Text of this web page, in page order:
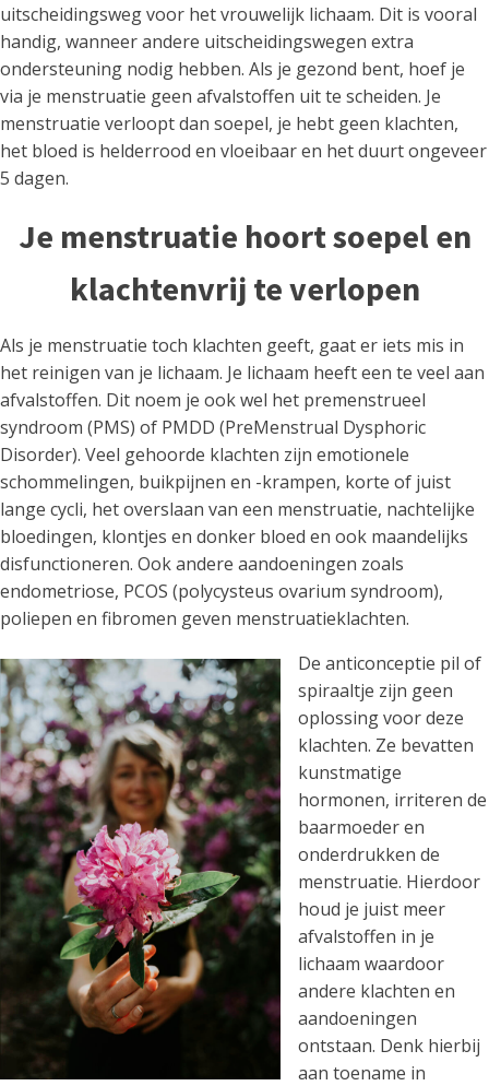
uitscheidingsweg voor het vrouwelijk lichaam. Dit is vooral
handig, wanneer andere uitscheidingswegen extra
ondersteuning nodig hebben. Als je gezond bent, hoef je
via je menstruatie geen afvalstoffen uit te scheiden. Je
menstruatie verloopt dan soepel, je hebt geen klachten,
het bloed is helderrood en vloeibaar en het duurt ongeveer
5 dagen.
Je menstruatie hoort soepel en
klachtenvrij te verlopen
Als je menstruatie toch klachten geeft, gaat er iets mis in
het reinigen van je lichaam. Je lichaam heeft een te veel aan
afvalstoffen. Dit noem je ook wel het premenstrueel
syndroom (PMS) of PMDD (PreMenstrual Dysphoric
Disorder). Veel gehoorde klachten zijn emotionele
schommelingen, buikpijnen en -krampen, korte of juist
lange cycli, het overslaan van een menstruatie, nachtelijke
bloedingen, klontjes en donker bloed en ook maandelijks
disfunctioneren. Ook andere aandoeningen zoals
endometriose, PCOS (polycysteus ovarium syndroom),
poliepen en fibromen geven menstruatieklachten.
De anticonceptie pil of
spiraaltje zijn geen
oplossing voor deze
klachten. Ze bevatten
kunstmatige
hormonen, irriteren de
baarmoeder en
onderdrukken de
menstruatie. Hierdoor
houd je juist meer
afvalstoffen in je
lichaam waardoor
andere klachten en
aandoeningen
ontstaan. Denk hierbij
aan toename in